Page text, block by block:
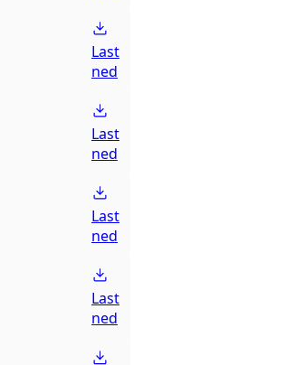
Last
ned
Last
ned
Last
ned
Last
ned